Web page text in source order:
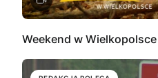
Weekend w Wielkopolsce